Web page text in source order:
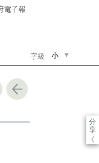
電子報
字級 小
分
享
《